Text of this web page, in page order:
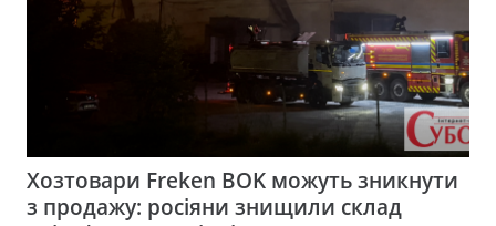
Хозтовари Freken BOK можуть зникнути
з продажу: росіяни знищили склад